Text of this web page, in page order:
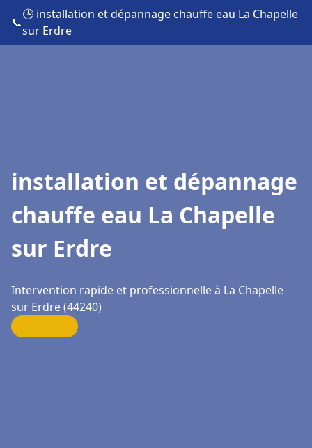
📞
🕒 installation et dépannage chauffe eau La Chapelle
sur Erdre
installation et dépannage
chauffe eau La Chapelle
sur Erdre
Intervention rapide et professionnelle à La Chapelle
sur Erdre (44240)